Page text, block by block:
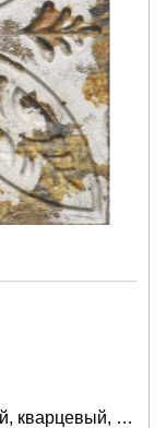
бежево-коричневый, медовый, кварцевый, тёмный, бежевый, коричневый, серый